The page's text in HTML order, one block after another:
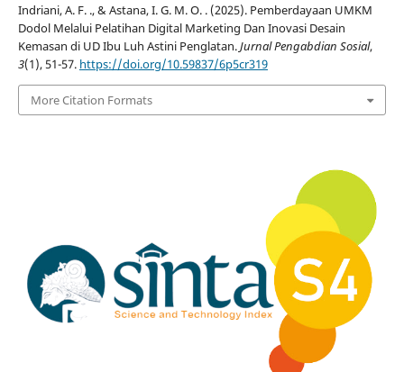
Indriani, A. F. ., & Astana, I. G. M. O. . (2025). Pemberdayaan UMKM
Dodol Melalui Pelatihan Digital Marketing Dan Inovasi Desain
Kemasan di UD Ibu Luh Astini Penglatan.Jurnal Pengabdian Sosial,
3(1), 51-57. https://doi.org/10.59837/6p5cr319
More Citation Formats